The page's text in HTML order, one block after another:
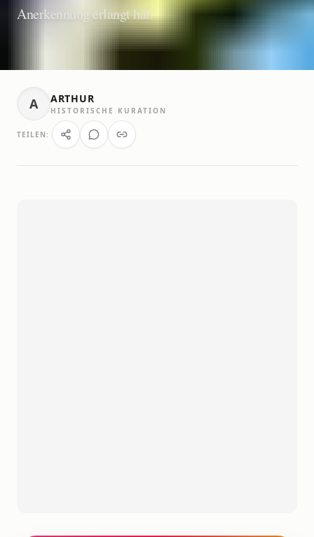
Anerkennung erlangt hat.
A ARTHUR
HISTORISCHE KURATION
TEILEN: